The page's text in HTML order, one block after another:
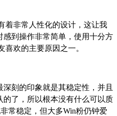
着非常人性化的设计，这让我
到操作非常简单，使用十分方
喜欢的主要原因之一。
刻的印象就是其稳定性，并且
了，所以根本没有什么可以质
常稳定，但大多Win粉仍钟爱